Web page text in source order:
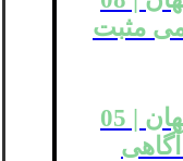
مثبت
بهترین روانشناس در اصفهان | 05